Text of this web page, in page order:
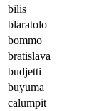
bilis
blaratolo
bommo
bratislava
budjetti
buyuma
calumpit